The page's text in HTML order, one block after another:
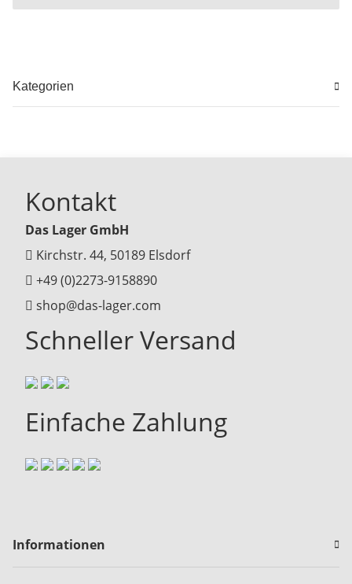
Kategorien
Kontakt
Das Lager GmbH
Kirchstr. 44, 50189 Elsdorf
+49 (0)2273-9158890
shop@das-lager.com
Schneller Versand
Einfache Zahlung
Informationen